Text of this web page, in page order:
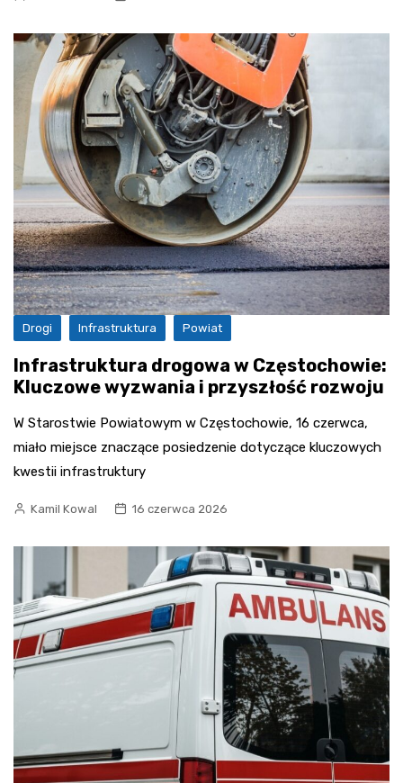
Drogi Infrastruktura Powiat
Infrastruktura drogowa w Częstochowie:
Kluczowe wyzwania i przyszłość rozwoju
W Starostwie Powiatowym w Częstochowie, 16 czerwca,
miało miejsce znaczące posiedzenie dotyczące kluczowych
kwestii infrastruktury
Kamil Kowal 16 czerwca 2026